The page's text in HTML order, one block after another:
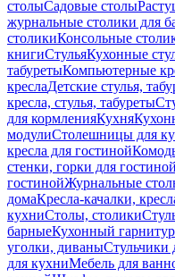
столыСадовые столы
журнальные столики для
столикиКонсольные
книгиСтульяКухонные
табуретыКомпьютерные
креслаДетские стулья,
кресла, стулья, табуреты
для кормленияКухня
модулиСтолешницы для
кресла для гостиной
стенки, горки для гостиной
гостинойЖурнальные
домаКресла-качалки,
кухниСтолы, столики
барныеКухонный гарнитур
уголки, диваныСтульчики
для кухниМебель для